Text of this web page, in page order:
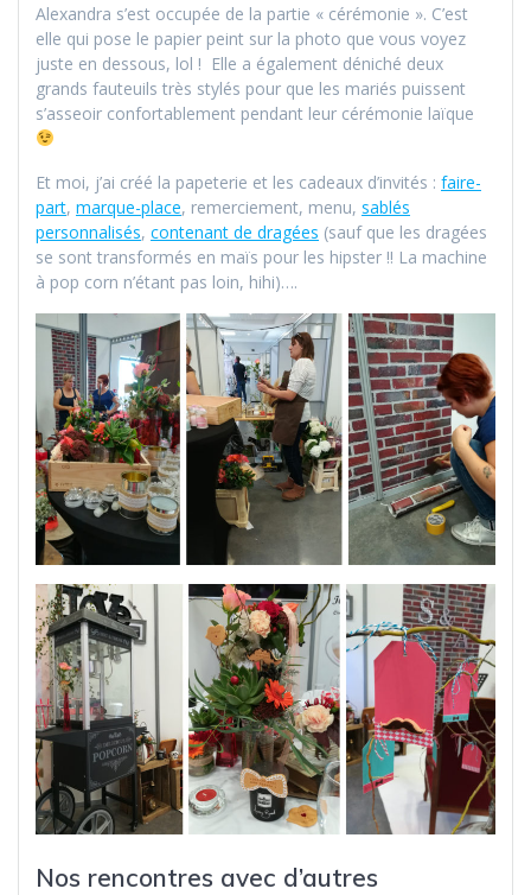
Alexandra s’est occupée de la partie « cérémonie ». C’est
elle qui pose le papier peint sur la photo que vous voyez
juste en dessous, lol ! Elle a également déniché deux
grands fauteuils très stylés pour que les mariés puissent
s’asseoir confortablement pendant leur cérémonie laïque
Et moi, j’ai créé la papeterie et les cadeaux d’invités : faire-
part, marque-place, remerciement, menu, sablés
personnalisés, contenant de dragées (sauf que les dragées
se sont transformés en maïs pour les hipster !! La machine
à pop corn n’étant pas loin, hihi)….
Nos rencontres avec d’autres